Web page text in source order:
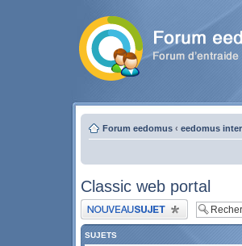
Forum eedomus ‹ eedomus
Classic web portal
Publier un nouveau sujet
SUJETS